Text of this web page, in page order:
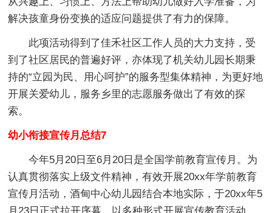
解决孩童身份变换的适应问题提供了有力的保障。
此项活动得到了佳禾社区工作人员的大力支持，受
到了社区居民的普遍好评，亦体现了机关幼儿园长期秉
持的“立园为民、用心呵护”的服务型集体精神，为更好地
开展关爱幼儿，服务乡里的志愿服务做出了有效的探
索。
幼小衔接宣传月总结7
今年5月20日至6月20日是全国学前教育宣传月。为
认真贯彻落实上级文件精神，有效开展20xx年学前教育
宣传月活动，酒甸中心幼儿园结合本地实际，于20xx年5